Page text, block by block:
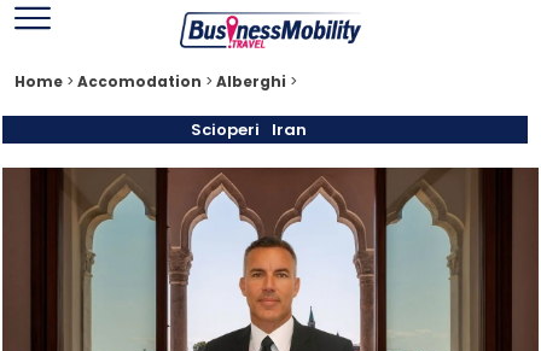
Home > Accomodation > Alberghi >
Scioperi Iran